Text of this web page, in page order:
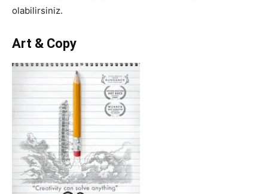
olabilirsiniz.
Art & Copy